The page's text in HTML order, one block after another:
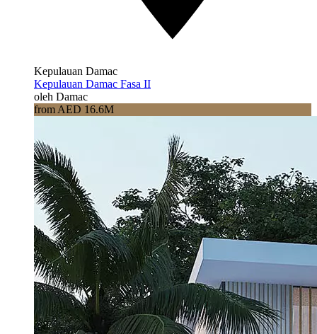
Kepulauan Damac
Kepulauan Damac Fasa II
oleh Damac
from AED 16.6M